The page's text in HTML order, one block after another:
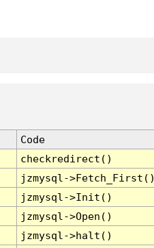
Code
checkredirect()
jzmysql-
jzmysql->Init()
jzmysql->Open()
jzmysql->halt()